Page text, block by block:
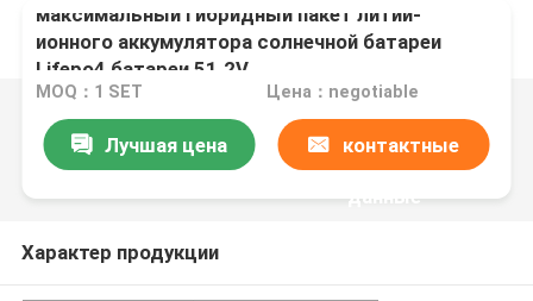
максимальный гибридный пакет литий-
ионного аккумулятора солнечной батареи
Lifepo4 батареи 51.2V
MOQ：1 SET Цена：negotiable
Лучшая цена контактные
данные
Характер продукции